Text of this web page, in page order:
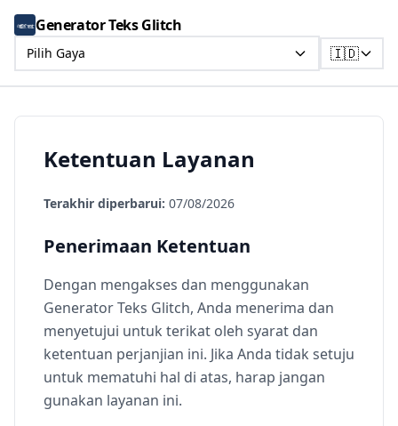
Generator Teks Glitch
Pilih Gaya 🇮🇩
Ketentuan Layanan
Terakhir diperbarui: 07/08/2026
Penerimaan Ketentuan
Dengan mengakses dan menggunakan
Generator Teks Glitch, Anda menerima dan
menyetujui untuk terikat oleh syarat dan
ketentuan perjanjian ini. Jika Anda tidak setuju
untuk mematuhi hal di atas, harap jangan
gunakan layanan ini.